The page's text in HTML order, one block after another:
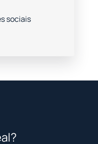
sociais